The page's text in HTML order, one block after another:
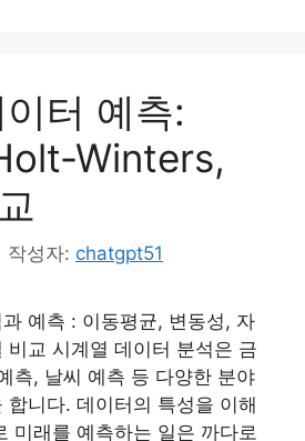
터 예측:
Winters,
작성자: chatgpt51
예측 : 이동평균, 변동성, 자
비교 시계열 데이터 분석은 금
측, 날씨 예측 등 다양한 분야
합니다. 데이터의 특성을 이해
미래를 예측하는 일은 까다로